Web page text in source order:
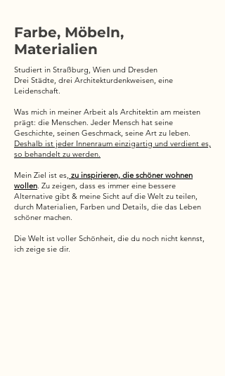
Farbe, Möbeln,
Materialien
Studiert in Straßburg, Wien und Dresden
Drei Städte, drei Architekturdenkweisen, eine
Leidenschaft.
Was mich in meiner Arbeit als Architektin am meisten
prägt: die Menschen. Jeder Mensch hat seine
Geschichte, seinen Geschmack, seine Art zu leben.
Deshalb ist jeder Innenraum einzigartig und verdient es,
so behandelt zu werden.
Mein Ziel ist es, zu inspirieren, die schöner wohnen
wollen. Zu zeigen, dass es immer eine bessere
Alternative gibt & meine Sicht auf die Welt zu teilen,
durch Materialien, Farben und Details, die das Leben
schöner machen.
Die Welt ist voller Schönheit, die du noch nicht kennst,
ich zeige sie dir.